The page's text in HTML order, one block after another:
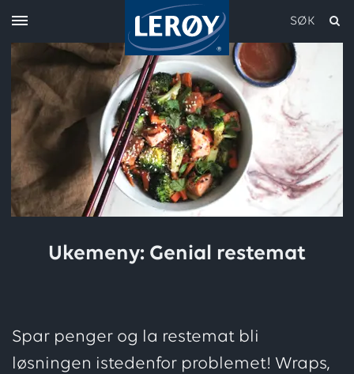
SØK
Ukemeny: Genial restemat
Spar penger og la restemat bli
løsningen istedenfor problemet! Wraps,